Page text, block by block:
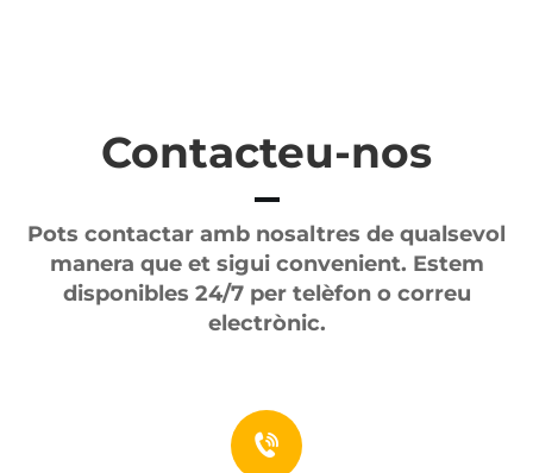
Contacteu-nos
Pots contactar amb nosaltres de qualsevol
manera que et sigui convenient. Estem
disponibles 24/7 per telèfon o correu
electrònic.